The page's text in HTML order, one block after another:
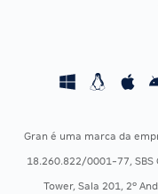
Concursos Fiscais
Gran é uma marca da
18.260.822/0001-77, SBS
Tower, Sala 201, 2º